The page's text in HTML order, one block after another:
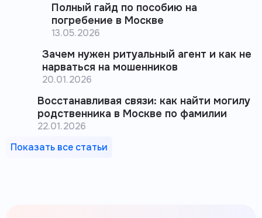
Полный гайд по пособию на
погребение в Москве
13.05.2026
Зачем нужен ритуальный агент и как не
нарваться на мошенников
20.01.2026
Восстанавливая связи: как найти могилу
родственника в Москве по фамилии
22.01.2026
Показать все статьи